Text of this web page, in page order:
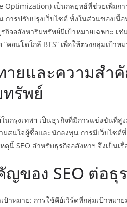
Optimization) เป็นกลยุทธ์ที่ช่วยเพิ่ม
การปรับปรุงเว็บไซต์ ทั้งในส่วนของเ
กิจอสังหาริมทรัพย์มีเป้าหมายเฉพาะ เ
“คอนโดใกล้ BTS” เพื่อให้ตรงกลุ่มเป้
ยและความสำ
รัพย์
นกรุงเทพฯ เป็นธุรกิจที่มีการแข่งขันที่
มสนใจผู้ซื้อและนักลงทุน การมีเว็บไซ
ตุนี้ SEO สำหรับธุรกิจอสังหาฯ จึงเป็นเ
ของ SEO ต่อธุ
ป้าหมาย: การใช้คีย์เวิร์ดที่กลุ่มเป้าหม